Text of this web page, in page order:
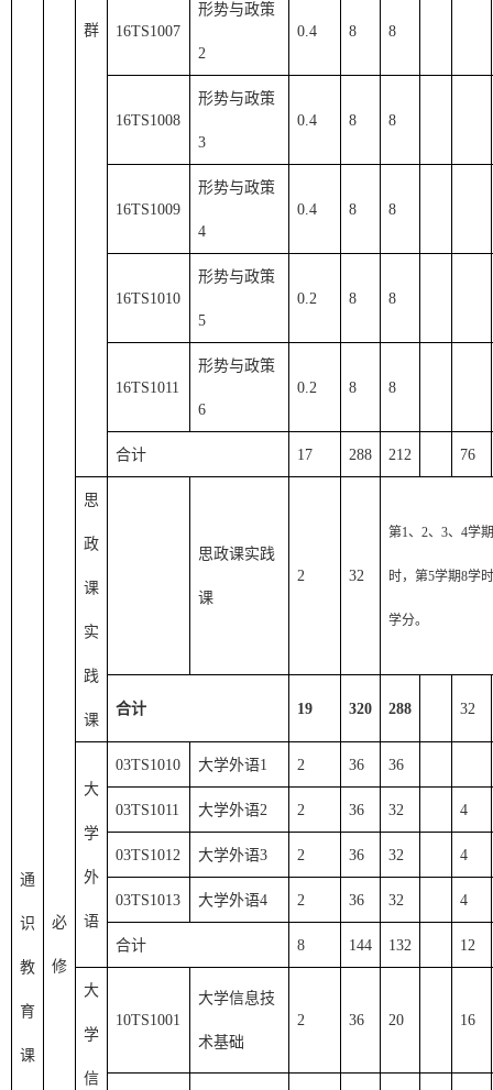
通
识
教
育
课
必
修
群 16TS1007
形势与政策
2
0.4 8 8
16TS1008
形势与政策
3
0.4 8 8
16TS1009
形势与政策
4
0.4 8 8
16TS1010
形势与政策
5
0.2 8 8
16TS1011
形势与政策
6
0.2 8 8
合计 17 288 212 76
思
政
课
实
践
课
思政课实践
课
2 32
第1、2、3、4学
时，第5学期8学
学分。
合计 19 320 288 32
大
学
外
语
03TS1010 大学外语1 2 36 36
03TS1011 大学外语2 2 36 32 4
03TS1012 大学外语3 2 36 32 4
03TS1013 大学外语4 2 36 32 4
合计 8 144 132 12
大
学
信
10TS1001
大学信息技
术基础
2 36 20 16